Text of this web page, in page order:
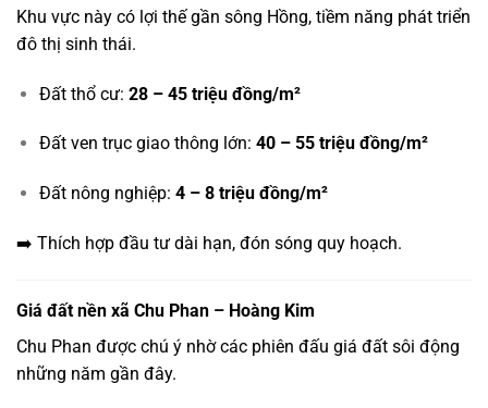
Khu vực này có lợi thế gần sông Hồng, tiềm năng phát triển
đô thị sinh thái.
Đất thổ cư: 28 – 45 triệu đồng/m²
Đất ven trục giao thông lớn: 40 – 55 triệu đồng/m²
Đất nông nghiệp: 4 – 8 triệu đồng/m²
➡️ Thích hợp đầu tư dài hạn, đón sóng quy hoạch.
Giá đất nền xã Chu Phan – Hoàng Kim
Chu Phan được chú ý nhờ các phiên đấu giá đất sôi động
những năm gần đây.